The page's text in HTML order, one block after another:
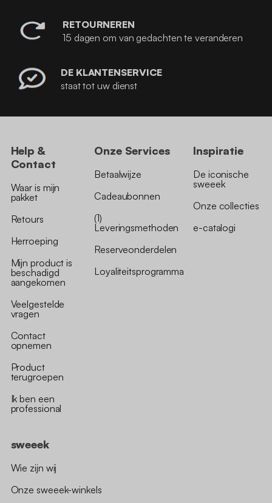
RETOURNEREN
15 dagen om van gedachten te veranderen
DE KLANTENSERVICE
staat tot uw dienst
Help &
Contact
Waar is mijn
pakket
Retours
Herroeping
Mijn product is
beschadigd
aangekomen
Veelgestelde
vragen
Contact
opnemen
Product
terugroepen
Ik ben een
professional
Onze Services
Betaalwijze
Cadeaubonnen
(1)
Leveringsmethoden
Reserveonderdelen
Loyaliteitsprogramma
Inspiratie
De iconische
sweeek
Onze collecties
e-catalogi
sweeek
Wie zijn wij
Onze sweeek-winkels